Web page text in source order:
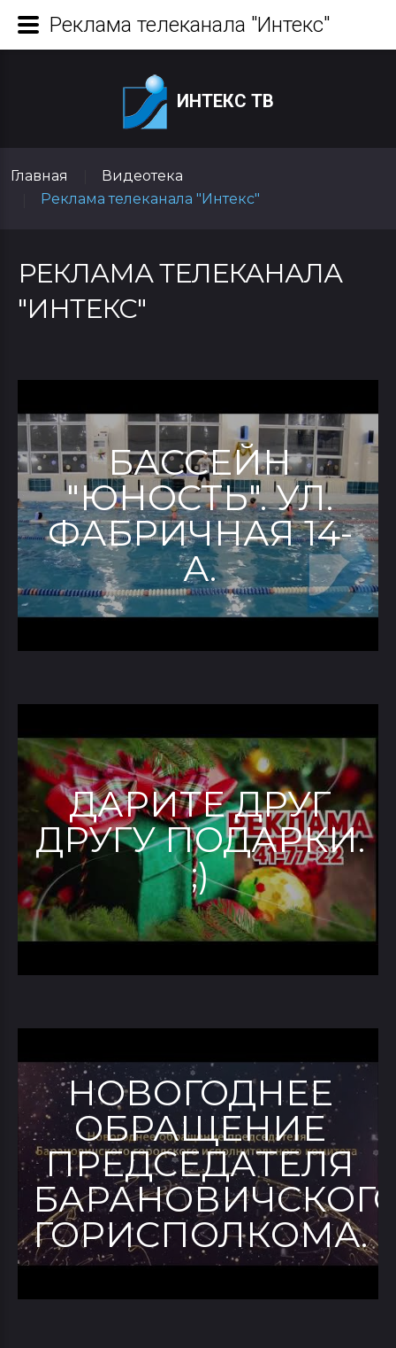
ИНТЕКС ТВ
Главная
Видеотека
Реклама телеканала "Интекс"
РЕКЛАМА ТЕЛЕКАНАЛА
"ИНТЕКС"
БАССЕЙН
"ЮНОСТЬ". УЛ.
ФАБРИЧНАЯ 14-
А.
ДАРИТЕ ДРУГ
ДРУГУ ПОДАРКИ.
;)
НОВОГОДНЕЕ
ОБРАЩЕНИЕ
ПРЕДСЕДАТЕЛЯ
ГОРИСПОЛКОМА.
Реклама телеканала "Интекс"